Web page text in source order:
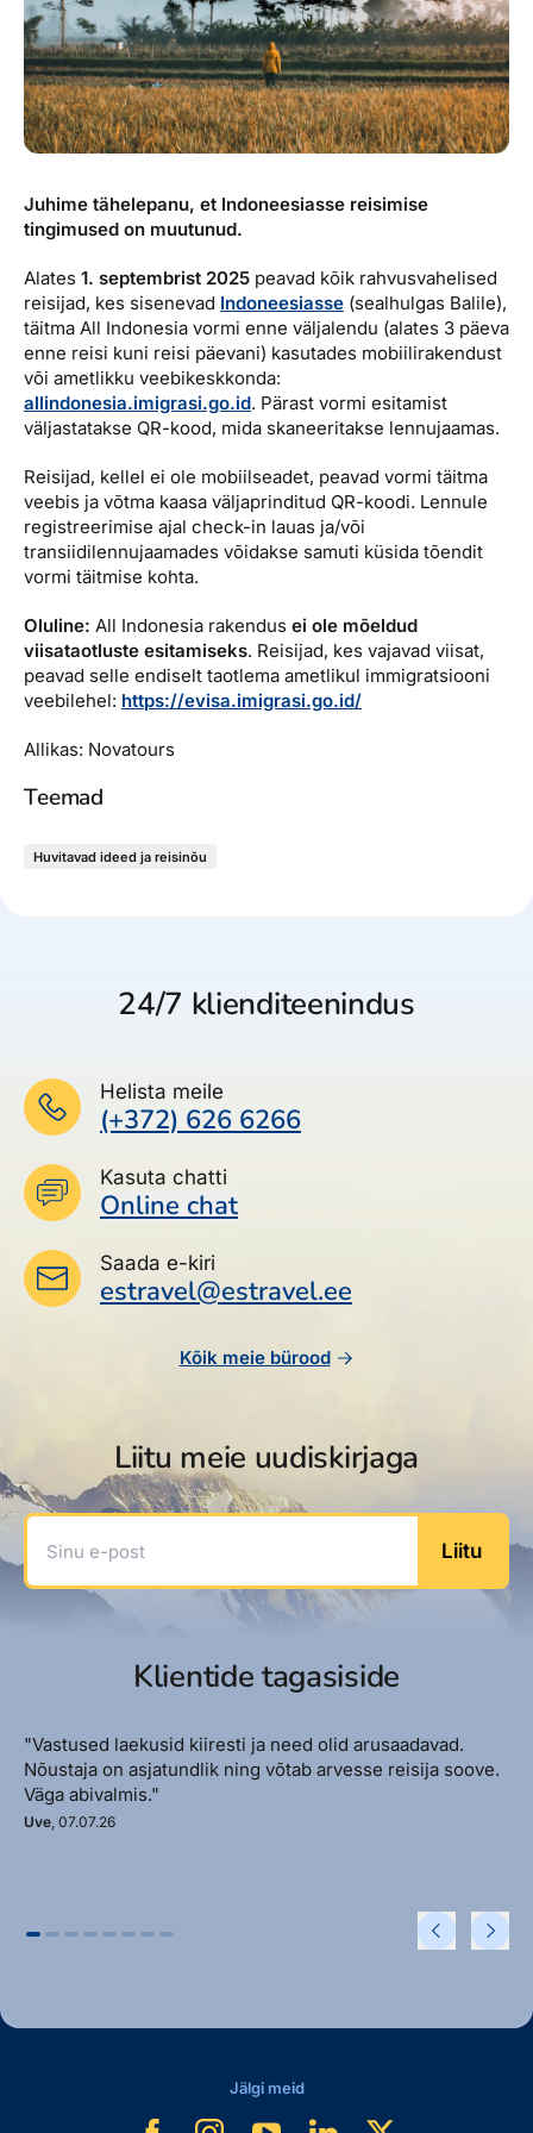
Reisitarvete e-pood
Airalo eSIM
Reisija meelespea
Kuldkaart
Platinum Club
Püsisoodustused
Boonuspunktid
Meist
Ettevõttest, kontaktid, reisikonsultandi teenus, tule
tööle, uudised...
Ettevõttest
Reisikonsultandi teenus
Tule tööle
Uudised
Juhime tähelepanu, et Indoneesiasse reisimise
tingimused on muutunud.
Alates 1. septembrist 2025 peavad kõik rahvusvahelised
reisijad, kes sisenevad Indoneesiasse (sealhulgas Balile),
täitma All Indonesia vormi enne väljalendu (alates 3 päeva
enne reisi kuni reisi päevani) kasutades mobiilirakendust
või ametlikku veebikeskkonda:
allindonesia.imigrasi.go.id. Pärast vormi esitamist
väljastatakse QR-kood, mida skaneeritakse lennujaamas.
Reisijad, kellel ei ole mobiilseadet, peavad vormi täitma
veebis ja võtma kaasa väljaprinditud QR-koodi. Lennule
registreerimise ajal check-in lauas ja/või
transiidilennujaamades võidakse samuti küsida tõendit
vormi täitmise kohta.
Oluline: All Indonesia rakendus ei ole mõeldud
viisataotluste esitamiseks. Reisijad, kes vajavad viisat,
peavad selle endiselt taotlema ametlikul immigratsiooni
veebilehel: https://evisa.imigrasi.go.id/
Allikas: Novatours
Teemad
Huvitavad ideed ja reisinõu
24/7 klienditeenindus
Helista meile
(+372) 626 6266
Kasuta chatti
Online chat
Saada e-kiri
estravel@estravel.ee
Kõik meie bürood
Liitu meie uudiskirjaga
Sinu e-post
Liitu
Klientide tagasiside
"Vastused laekusid kiiresti ja need olid arusaadavad.
Nõustaja on asjatundlik ning võtab arvesse reisija soove.
Väga abivalmis."
Uve, 07.07.26
Jälgi meid